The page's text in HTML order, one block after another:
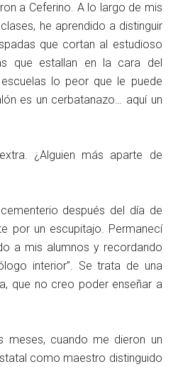
a Ceferino. A lo largo de mis
he aprendido a distinguir
que cortan al estudioso
que estallan en la cara del
lo peor que le puede
es un cerbatanazo… aquí un
¿Alguien más aparte de
después del día de
por un escupitajo. Permanecí
a mis alumnos y recordando
interior”. Se trata de una
que no creo poder enseñar a
meses, cuando me dieron un
como maestro distinguido